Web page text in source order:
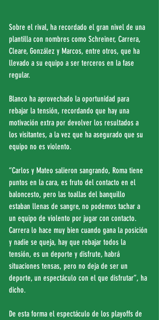
Sobre el rival, ha recordado el gran nivel de una
plantilla con nombres como Schreiner, Carrera,
Cleare, González y Marcos, entre otros, que ha
llevado a su equipo a ser terceros en la fase
regular.
Blanco ha aprovechado la oportunidad para
rebajar la tensión, recordando que hay una
motivación extra por devolver los resultados a
los visitantes, a la vez que ha asegurado que su
equipo no es violento.
“Carlos y Mateo salieron sangrando, Roma tiene
puntos en la cara, es fruto del contacto en el
baloncesto, pero las toallas del banquillo
estaban llenas de sangre, no podemos tachar a
un equipo de violento por jugar con contacto.
Carrera lo hace muy bien cuando gana la posición
y nadie se queja, hay que rebajar todos la
tensión, es un deporte y disfrute, habrá
situaciones tensas, pero no deja de ser un
deporte, un espectáculo con el que disfrutar”, ha
dicho.
De esta forma el espectáculo de los playoffs de